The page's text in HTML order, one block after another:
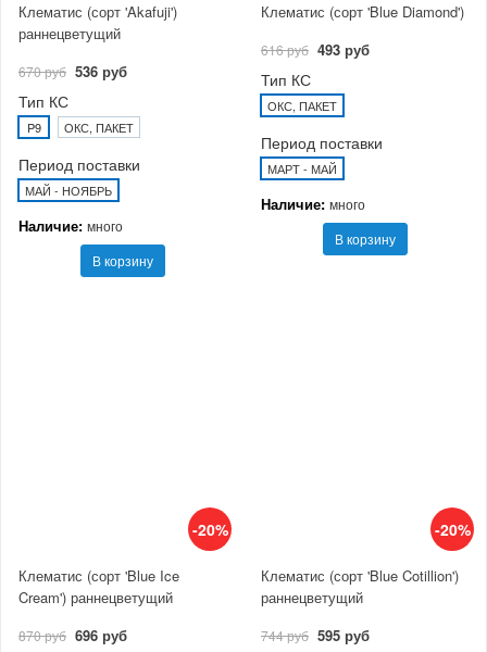
Клематис (сорт 'Akafuji')
раннецветущий
670 руб 536 руб
Тип КС
P9 ОКС, ПАКЕТ
Период поставки
МАЙ - НОЯБРЬ
Наличие: много
В корзину
Клематис (сорт 'Blue Diamond')
616 руб 493 руб
Тип КС
ОКС, ПАКЕТ
Период поставки
МАРТ - МАЙ
Наличие: много
В корзину
-20%
Клематис (сорт 'Blue Ice
Cream') раннецветущий
870 руб 696 руб
-20%
Клематис (сорт 'Blue Cotillion')
раннецветущий
744 руб 595 руб